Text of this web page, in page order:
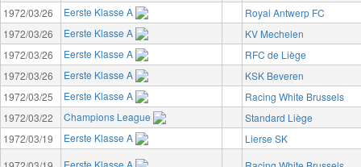
1972/03/26
Eerste Klasse A
Royal Antwerp FC
1972/03/26
Eerste Klasse A
KV Mechelen
1972/03/26
Eerste Klasse A
RFC de Liège
1972/03/26
Eerste Klasse A
KSK Beveren
1972/03/25
Eerste Klasse A
Racing White Brussels
1972/03/22
Champions League
Standard Liège
1972/03/19
Eerste Klasse A
Lierse SK
Eerste Klasse A